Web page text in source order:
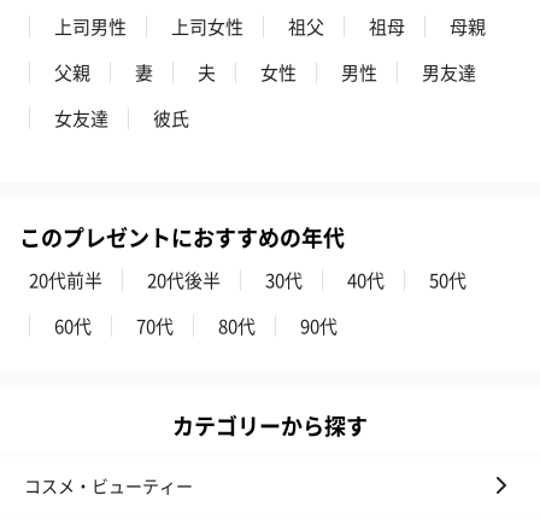
スキンケアグッズ
スキンケアグッズを同梱してお届けします。
（2,145円）
上司男性
上司女性 祖父 祖母
母親
父親
妻 夫 女性 男性
男友達
女友達
彼氏
このプレゼントにおすすめの年代
20代前半 20代後半 30代 40代
50代
60代
70代 80代 90代
カテゴリーから探す
コスメ・ビューティー